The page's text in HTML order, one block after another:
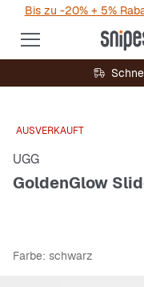
Bis zu -20% + 5%
AUSVERKAUFT
UGG
GoldenGlow
Farbe: schwarz